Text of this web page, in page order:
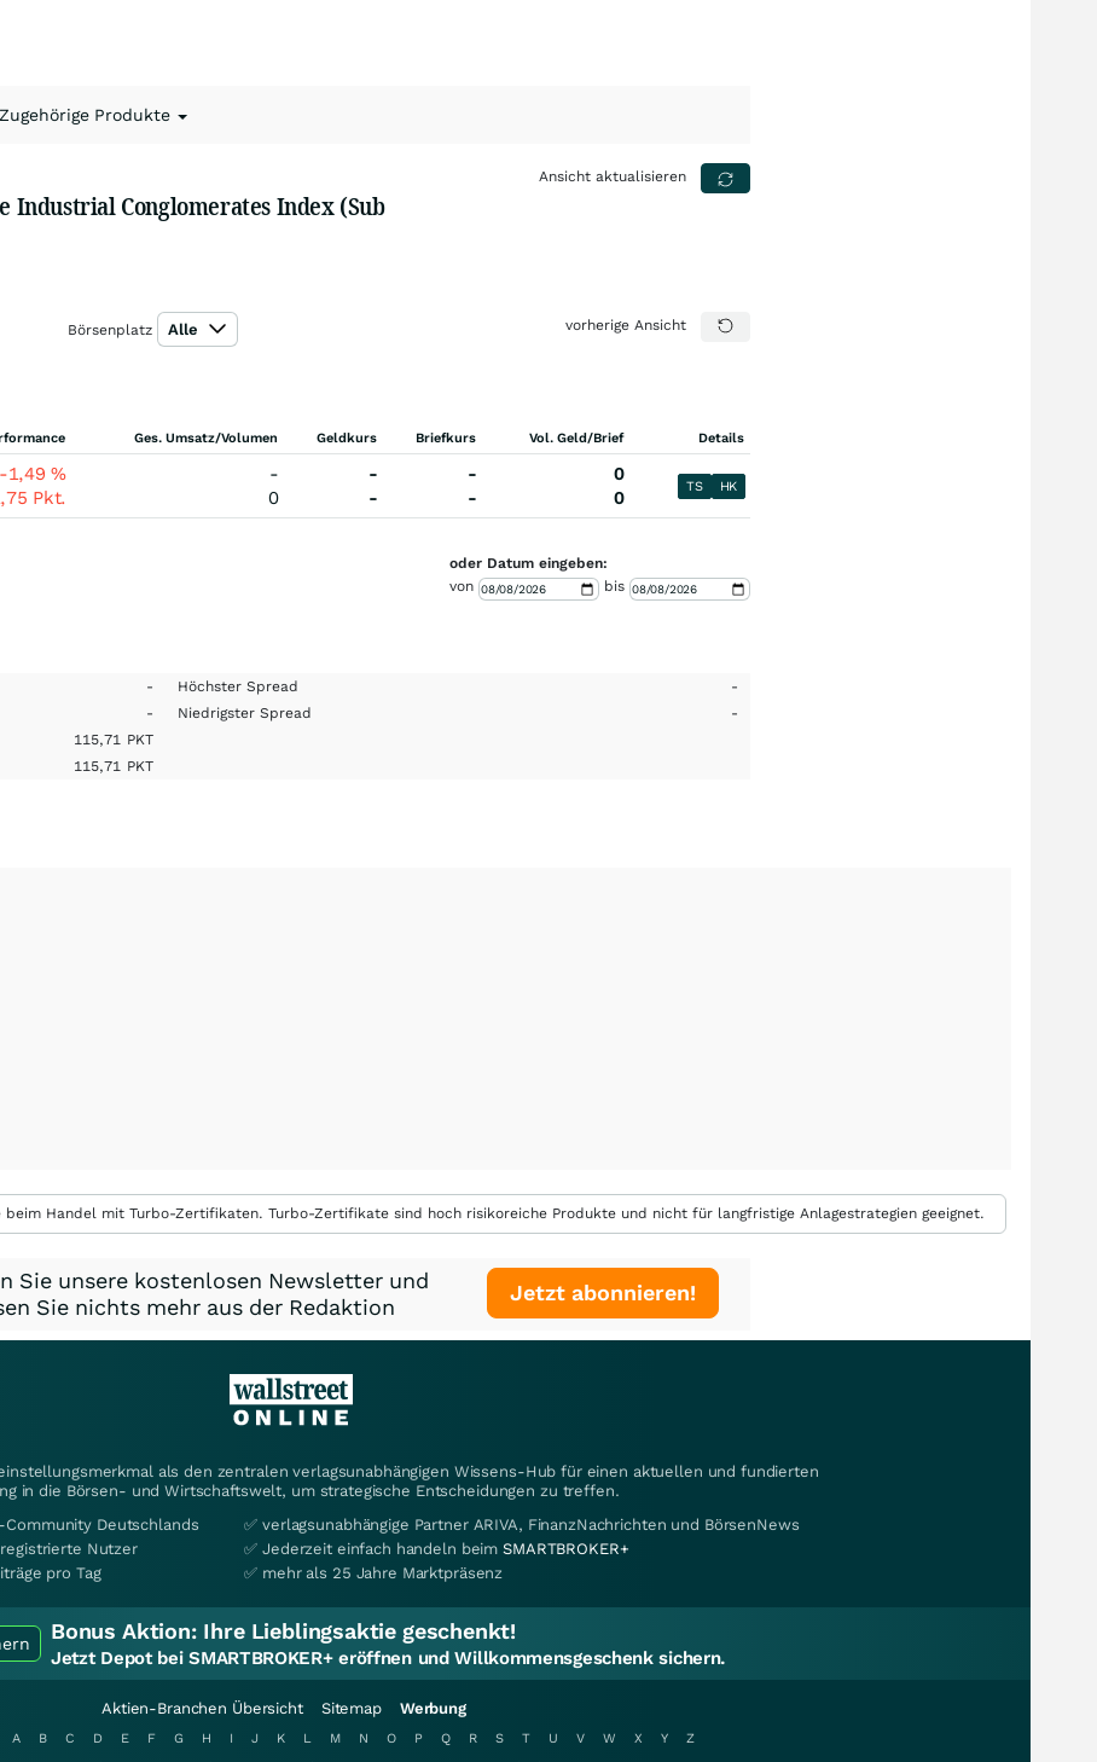
Zugehörige Produkte
Industrial Conglomerates Index (Sub
Ansicht aktualisieren
Börsenplatz Alle vorherige Ansicht
Ges. Umsatz/Volumen Geldkurs Briefkurs Vol. Geld/Brief Details
-1,49%
Pkt.
-
0
-
-
-
-
0
0
TS HK
oder Datum eingeben:
von
bis
- Höchster Spread
-
- Niedrigster Spread
-
115,71 PKT
115,71 PKT
Handel mit Turbo-Zertifikaten. Turbo-Zertifikate sind hoch risikoreiche Produkte und nicht für langfristige Anlagestrategien geeignet.
Sie unsere kostenlosen Newsletter und
Sie nichts mehr aus der Redaktion
Jetzt abonnieren!
als den zentralen verlagsunabhängigen Wissens-Hub für einen aktuellen und fundierten
in die Börsen- und Wirtschaftswelt, um strategische Entscheidungen zu treffen.
Community Deutschlands
Nutzer
pro Tag
✅ verlagsunabhängige Partner ARIVA, FinanzNachrichten und BörsenNews
✅ Jederzeit einfach handeln beimSMARTBROKER+
✅ mehr als 25 Jahre Marktpräsenz
Bonus Aktion: Ihre Lieblingsaktie geschenkt!
Jetzt Depot bei SMARTBROKER+ eröffnen und Willkommensgeschenk sichern.
Aktien-Branchen Übersicht Sitemap Werbung
A B C D E F G H I J K L M N O P Q R S T U V W X Y
Z